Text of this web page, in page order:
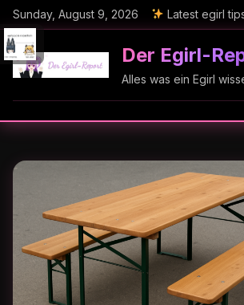
Sunday, August 9, 2026 Latest egirl
Der Egirl-
Alles was ein Egirl